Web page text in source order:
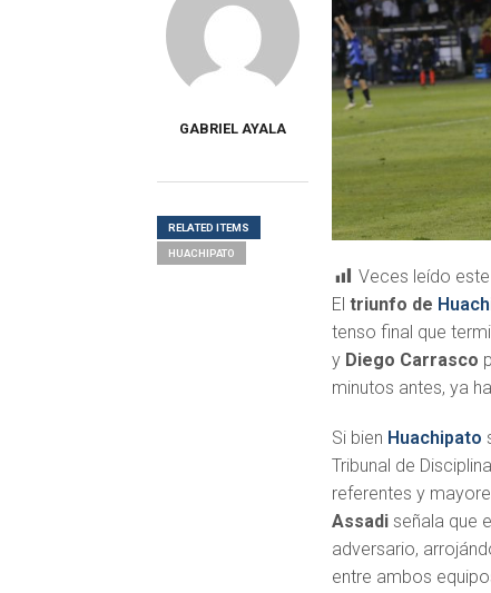
Veces leído
Eltriunfo de
tenso final que
y Diego Carrasco
minutos antes, ya
Si bien Huachipato
Tribunal de
referentes y
Assadi señala que
adversario,
entre ambos
GABRIEL AYALA
RELATED ITEMS
HUACHIPATO